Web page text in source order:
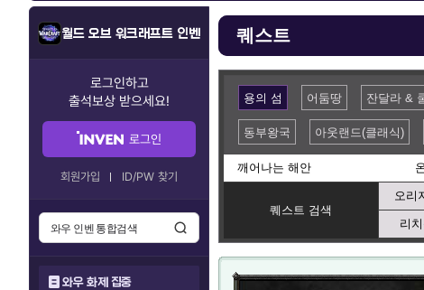
월드 오브 워크래프트 인벤
로그인하고
출석보상 받으세요!
로그인
회원가입 ID/PW 찾기
와우 화제 집중
퀘스트
용의 섬 어둠땅 잔달라 &
동부왕국 아웃랜드(클래식)
깨어나는 해안
퀘스트 검색
오리
리